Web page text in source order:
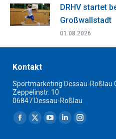
DRHV startet
Großwallstadt
01.08.2026
Kontakt
Sportmarketing Dessau-Roßlau
Zeppelinstr. 10
06847 Dessau-Roßlau
Finden Sie uns auf:
Facebook
X
YouTube
LinkedinInstagram